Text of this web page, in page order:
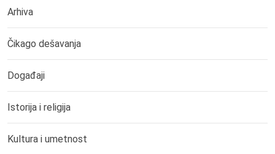
Arhiva
Čikago dešavanja
Događaji
Istorija i religija
Kultura i umetnost